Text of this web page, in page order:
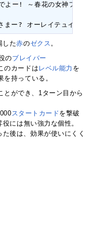
でよー! ～春花の女神フ
まー? オーレイテュイ
した赤のゼクス 。
のブレイバー
のカードはレベル能力 を
を持っている。
とができ、1ターン目から
スタートカードを撃破
役には無い強力な個性。
た後は、効果が使いにくく